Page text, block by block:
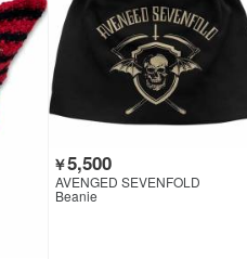
￥5,500
AVENGED SEVENFOLD
Beanie